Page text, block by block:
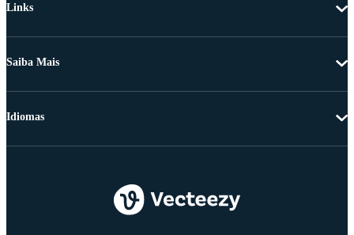
Links
Saiba Mais
Idiomas